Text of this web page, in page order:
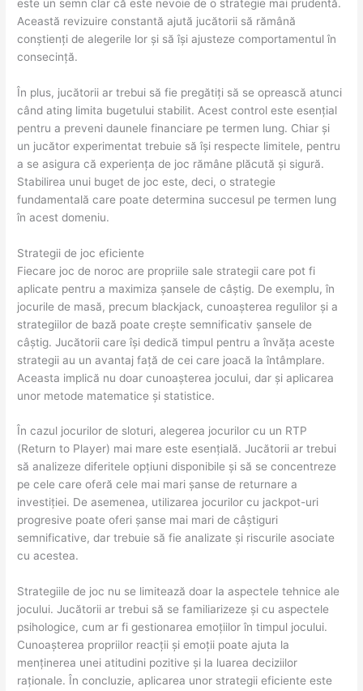
este un semn clar că este nevoie de o strategie mai prudentă.
Această revizuire constantă ajută jucătorii să rămână
conștienți de alegerile lor și să își ajusteze comportamentul în
consecință.
În plus, jucătorii ar trebui să fie pregătiți să se oprească atunci
când ating limita bugetului stabilit. Acest control este esențial
pentru a preveni daunele financiare pe termen lung. Chiar și
un jucător experimentat trebuie să își respecte limitele, pentru
a se asigura că experiența de joc rămâne plăcută și sigură.
Stabilirea unui buget de joc este, deci, o strategie
fundamentală care poate determina succesul pe termen lung
în acest domeniu.
Strategii de joc eficiente
Fiecare joc de noroc are propriile sale strategii care pot fi
aplicate pentru a maximiza șansele de câștig. De exemplu, în
jocurile de masă, precum blackjack, cunoașterea regulilor și a
strategiilor de bază poate crește semnificativ șansele de
câștig. Jucătorii care își dedică timpul pentru a învăța aceste
strategii au un avantaj față de cei care joacă la întâmplare.
Aceasta implică nu doar cunoașterea jocului, dar și aplicarea
unor metode matematice și statistice.
În cazul jocurilor de sloturi, alegerea jocurilor cu un RTP
(Return to Player) mai mare este esențială. Jucătorii ar trebui
să analizeze diferitele opțiuni disponibile și să se concentreze
pe cele care oferă cele mai mari șanse de returnare a
investiției. De asemenea, utilizarea jocurilor cu jackpot-uri
progresive poate oferi șanse mai mari de câștiguri
semnificative, dar trebuie să fie analizate și riscurile asociate
cu acestea.
Strategiile de joc nu se limitează doar la aspectele tehnice ale
jocului. Jucătorii ar trebui să se familiarizeze și cu aspectele
psihologice, cum ar fi gestionarea emoțiilor în timpul jocului.
Cunoașterea propriilor reacții și emoții poate ajuta la
menținerea unei atitudini pozitive și la luarea deciziilor
raționale. În concluzie, aplicarea unor strategii eficiente este